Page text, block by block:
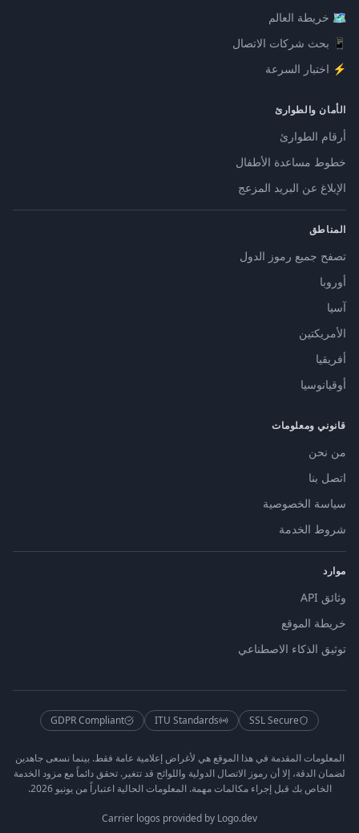
🗺️ خريطة العالم
📱 بحث شركات الاتصال
⚡ اختبار السرعة
الأمان والطوارئ
أرقام الطوارئ
خطوط مساعدة الأطفال
الإبلاغ عن البريد المزعج
المناطق
تصفح جميع رموز الدول
أوروبا
آسيا
الأمريكتين
أفريقيا
أوقيانوسيا
قانوني ومعلومات
من نحن
اتصل بنا
سياسة الخصوصية
شروط الخدمة
موارد
وثائق API
خريطة الموقع
توثيق الذكاء الاصطناعي
SSL Secure
ITU Standards
GDPR Compliant
المعلومات المقدمة في هذا الموقع هي لأغراض إعلامية عامة فقط. بينما نسعى جاهدين
لضمان الدقة، إلا أن رموز الاتصال الدولية واللوائح قد تتغير. تحقق دائماً مع مزود الخدمة
الخاص بك قبل إجراء مكالمات مهمة. المعلومات الحالية اعتباراً من يونيو 2026.
Carrier logos provided by Logo.dev